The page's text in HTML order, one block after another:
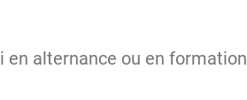
en alternance ou en formation